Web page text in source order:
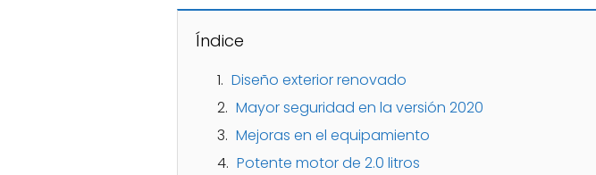
Índice
Diseño exterior renovado
Mayor seguridad en la versión 2020
Mejoras en el equipamiento
Potente motor de 2.0 litros